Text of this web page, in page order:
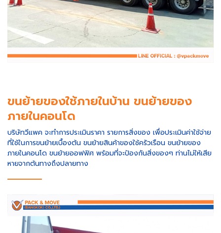
ขนย้ายของใช้ภายในบ้าน ขนย้ายของ
ภายในคอนโด
บริษัทวีแพค จะทำการประเมินราคา รายการสิ่งของ เพื่อประเมินค่าใช้จ่าย
ที่ใช้ในการขนย้ายเบื้องต้น ขนย้ายสินค้าของใช้ครัวเรือน ขนย้ายของ
ภายในคอนโด ขนย้ายออฟฟิศ พร้อมที่จะป้องกันสิ่งของๆ ท่านไม่ให้เสีย
หายจากต้นทางถึงปลายทาง